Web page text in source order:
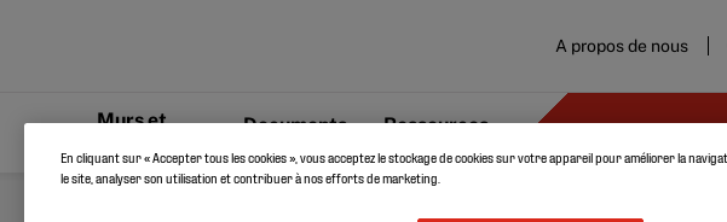
A propos de nous
Murs et
Documents Ressources
En cliquant sur « Accepter tous les cookies », vous acceptez le stockage de cookies sur votre appareil pour améliorer la
le site, analyser son utilisation et contribuer à nos efforts de marketing.